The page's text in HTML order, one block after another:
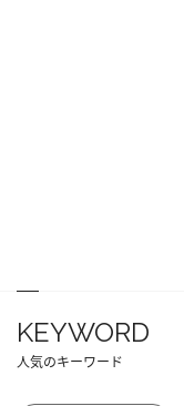
KEYWORD
人気のキーワード